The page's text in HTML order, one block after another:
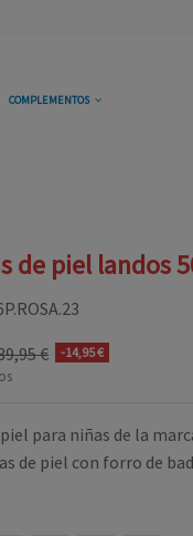
COMPLEMENTOS
de piel landos
€ -14,95 €
para niñas de la
de piel con forro de